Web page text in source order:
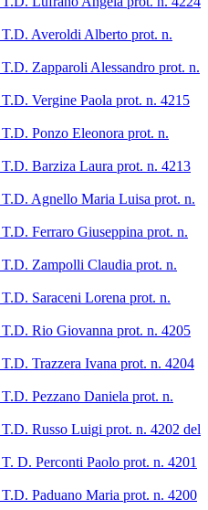
Averoldi Alberto prot. n.
Zapparoli Alessandro prot. n.
Vergine Paola prot. n. 4215
Ponzo Eleonora prot. n.
Barziza Laura prot. n. 4213
Agnello Maria Luisa prot. n.
Ferraro Giuseppina prot. n.
Zampolli Claudia prot. n.
Saraceni Lorena prot. n.
Rio Giovanna prot. n. 4205
Trazzera Ivana prot. n. 4204
Pezzano Daniela prot. n.
Russo Luigi prot. n. 4202 del
D. Perconti Paolo prot. n. 4201
Paduano Maria prot. n. 4200